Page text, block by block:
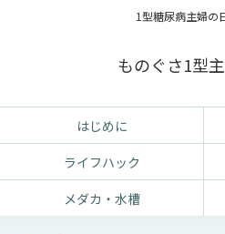
1型糖尿病主婦の
ものぐさ1型
はじめに
ライフハック
メダカ・水槽